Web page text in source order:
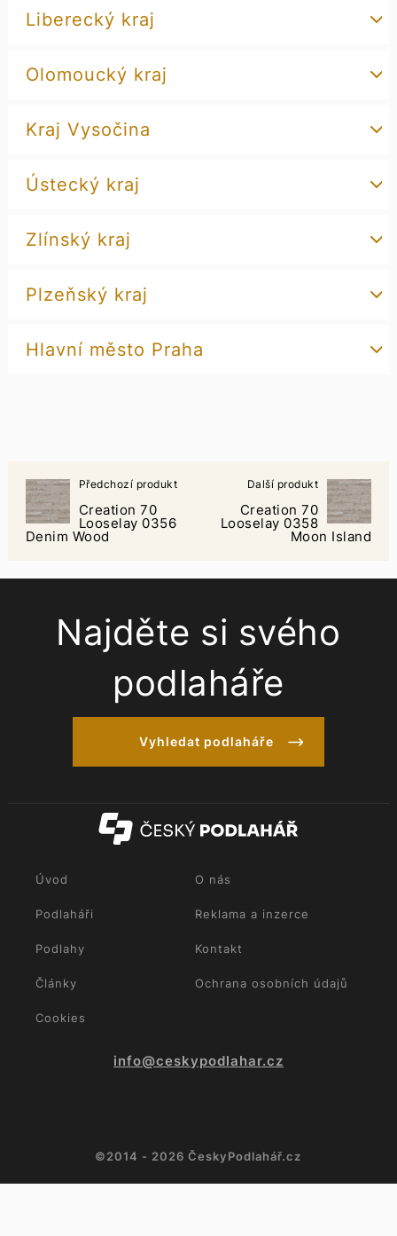
Liberecký kraj
Olomoucký kraj
Kraj Vysočina
Ústecký kraj
Zlínský kraj
Plzeňský kraj
Hlavní město Praha
Předchozí produkt
Creation 70
Looselay 0356
Denim Wood
Další produkt
Creation 70
Looselay 0358
Moon Island
Najděte si svého
podlaháře
Vyhledat podlaháře
Úvod O nás
Podlaháři Reklama a inzerce
Podlahy Kontakt
Články Ochrana osobních údajů
Cookies
info@ceskypodlahar.cz
©2014 - 2026 ČeskyPodlahář.cz